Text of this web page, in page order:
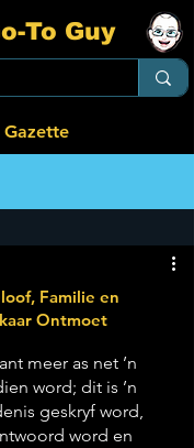
To Guy
Gazette
Familie en
Ontmoet
5 stars.
meer as net ’n
word; dit is ’n
geskryf word,
word en